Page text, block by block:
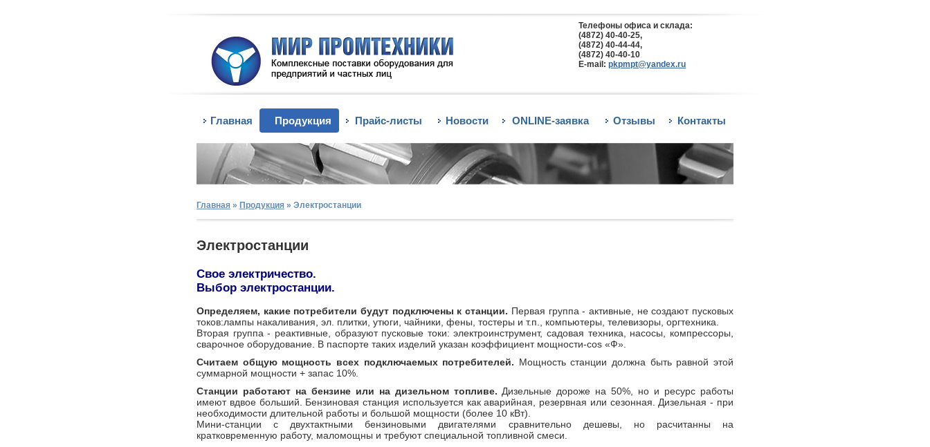
Телефоны офиса и склада:
(4872) 40-40-25,
(4872) 40-44-44,
(4872) 40-40-10
E-mail: pkpmpt@yandex.ru
Главная Продукция Прайс-листы Новости ONLINE-заявка Отзывы Контакты
Главная » Продукция » Электростанции
Электростанции
Свое электричество.
Выбор электростанции.
Определяем, какие потребители будут подключены к станции. Первая группа - активные, не создают пусковых
токов:лампы накаливания, эл. плитки, утюги, чайники, фены, тостеры и т.п., компьютеры, телевизоры, оргтехника.
Вторая группа - реактивные, образуют пусковые токи: электроинструмент, садовая техника, насосы, компрессоры,
сварочное оборудование. В паспорте таких изделий указан коэффициент мощности-cos «Ф».
Считаем общую мощность всех подключаемых потребителей. Мощность станции должна быть равной этой
суммарной мощности + запас 10%.
Станции работают на бензине или на дизельном топливе. Дизельные дороже на 50%, но и ресурс работы
имеют вдвое больший. Бензиновая станция используется как аварийная, резервная или сезонная. Дизельная - при
необходимости длительной работы и большой мощности (более 10 кВт).
Мини-станции с двухтактными бензиновыми двигателями сравнительно дешевы, но расчитанны на
кратковременную работу, маломощны и требуют специальной топливной смеси.